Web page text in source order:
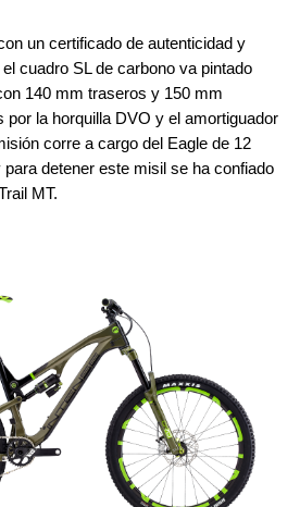
un certificado de autenticidad y
cuadro SL de carbono va pintado
140 mm traseros y 150 mm
por la horquilla DVO y el amortiguador
corre a cargo del Eagle de 12
detener este misil se ha confiado
MT.